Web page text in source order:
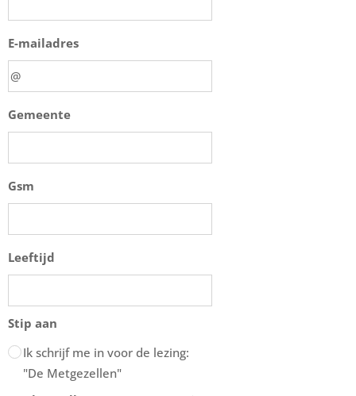
E-mailadres
Gemeente
Gsm
Leeftijd
Stip aan
Ik schrijf me in voor de lezing:
"De Metgezellen"